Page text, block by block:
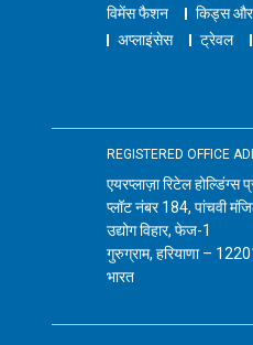
विमेंस फैशन किड्स और
अप्लाइंसेस
ट्रेवल
REGISTERED OFFICE
एयरप्लाज़ा रिटेल होल्डिंग्स
प्लॉट नंबर 184, पांचवी
उद्योग विहार, फेज-1
गुरुग्राम, हरियाणा –
भारत